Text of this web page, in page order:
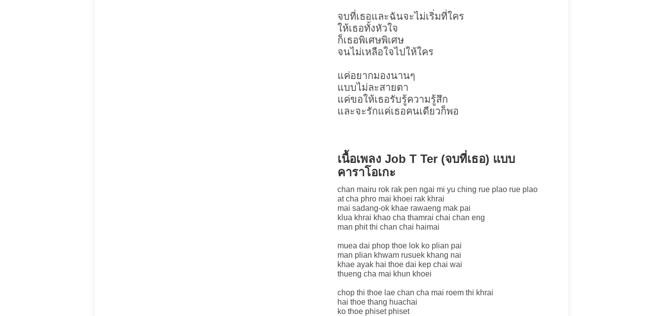
จบที่เธอและฉันจะไม่เริ่มที่ใคร
ให้เธอทั้งหัวใจ
ก็เธอพิเศษพิเศษ
จนไม่เหลือใจไปให้ใคร
แค่อยากมองนานๆ
แบบไม่ละสายตา
แค่ขอให้เธอรับรู้ความรู้สึก
และจะรักแค่เธอคนเดียวก็พอ
เนื้อเพลง Job T Ter (จบที่เธอ) แบบ
คาราโอเกะ
chan mairu rok rak pen ngai mi yu ching rue plao rue plao
at cha phro mai khoei rak khrai
mai sadang-ok khae rawaeng mak pai
klua khrai khao cha thamrai chai chan eng
man phit thi chan chai haimai
muea dai phop thoe lok ko plian pai
man plian khwam rusuek khang nai
khae ayak hai thoe dai kep chai wai
thueng cha mai khun khoei
chop thi thoe lae chan cha mai roem thi khrai
hai thoe thang huachai
ko thoe phiset phiset